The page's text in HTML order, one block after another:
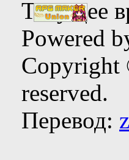
Текущее
Powered
Copyright
reserved.
Перевод: